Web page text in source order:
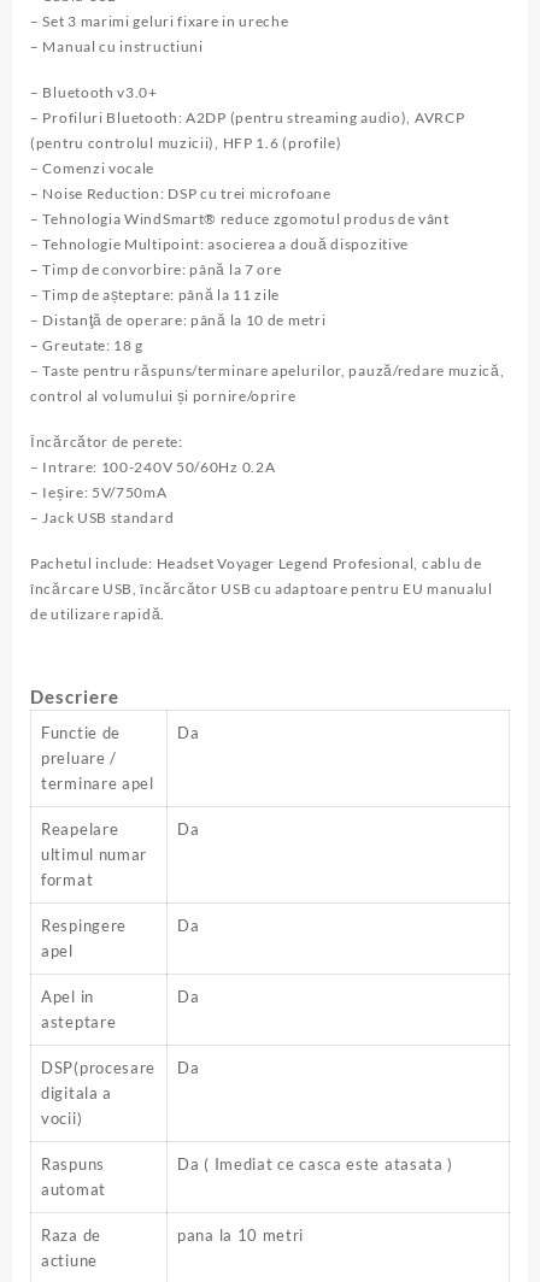
– Set 3 marimi geluri fixare in ureche
– Manual cu instructiuni
– Bluetooth v3.0+
– Profiluri Bluetooth: A2DP (pentru streaming audio), AVRCP
(pentru controlul muzicii), HFP 1.6 (profile)
– Comenzi vocale
– Noise Reduction: DSP cu trei microfoane
– Tehnologia WindSmart® reduce zgomotul produs de vânt
– Tehnologie Multipoint: asocierea a două dispozitive
– Timp de convorbire: până la 7 ore
– Timp de așteptare: până la 11 zile
– Distanţă de operare: până la 10 de metri
– Greutate: 18 g
– Taste pentru răspuns/terminare apelurilor, pauză/redare muzică,
control al volumului și pornire/oprire
Încărcător de perete:
– Intrare: 100-240V 50/60Hz 0.2A
– Ieșire: 5V/750mA
– Jack USB standard
Pachetul include: Headset Voyager Legend Profesional, cablu de
încărcare USB, încărcător USB cu adaptoare pentru EU manualul
de utilizare rapidă.
Descriere
Functie de
preluare /
terminare apel
Da
Reapelare
ultimul numar
format
Da
Respingere
apel
Da
Apel in
asteptare
Da
DSP(procesare
digitala a
vocii)
Da
Raspuns
automat
Da ( Imediat ce casca este atasata )
Raza de
actiune
pana la 10 metri